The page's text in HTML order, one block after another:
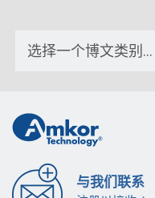
与我们联系